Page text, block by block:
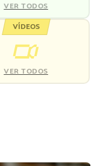
VER TODOS
VÍDEOS
VER TODOS